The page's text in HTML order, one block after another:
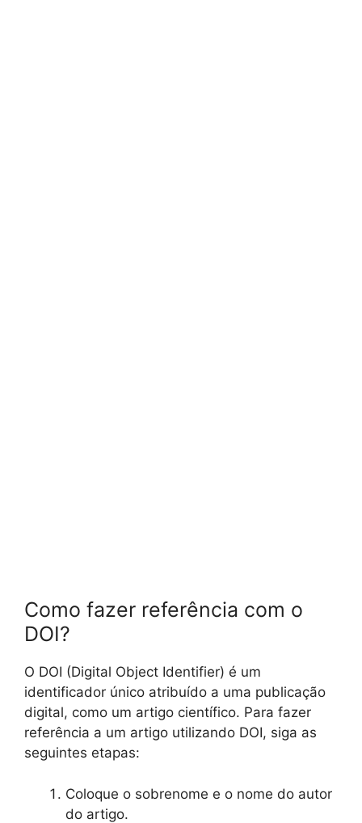
Como fazer referência com o
DOI?
O DOI (Digital Object Identifier) é um
identificador único atribuído a uma publicação
digital, como um artigo científico. Para fazer
referência a um artigo utilizando DOI, siga as
seguintes etapas:
Coloque o sobrenome e o nome do autor
do artigo.